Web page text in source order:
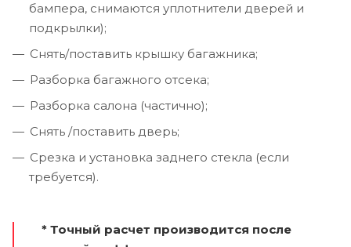
бампера, снимаются уплотнители дверей и
подкрылки);
Снять/поставить крышку багажника;
Разборка багажного отсека;
Разборка салона (частично);
Снять /поставить дверь;
Срезка и установка заднего стекла (если
требуется).
* Точный расчет производится после